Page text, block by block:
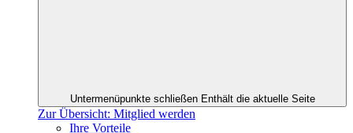
Untermenüpunkte schließen Enthält die aktuelle Seite
Zur Übersicht: Mitglied werden
Ihre Vorteile